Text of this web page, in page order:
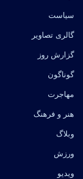
سیاست
گالری تصاویر
گزارش روز
گوناگون
مهاجرت
هنر و فرهنگ
وبلاگ
ورزش
ویدیو